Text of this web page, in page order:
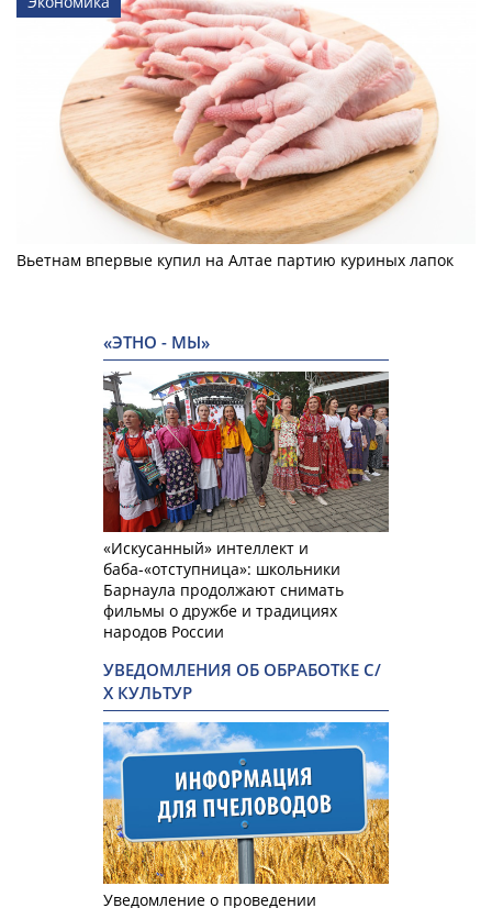
Вьетнам впервые купил на Алтае партию куриных лапок
«ЭТНО - МЫ»
«Искусанный» интеллект и
баба-«отступница»: школьники
Барнаула продолжают снимать
фильмы о дружбе и традициях
народов России
УВЕДОМЛЕНИЯ ОБ ОБРАБОТКЕ С/
Х КУЛЬТУР
Уведомление о проведении